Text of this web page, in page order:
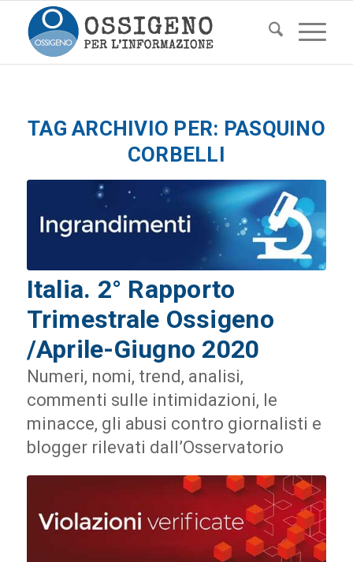
TAG ARCHIVIO PER: PASQUINO
CORBELLI
Italia. 2° Rapporto
Trimestrale Ossigeno
/Aprile-Giugno 2020
Numeri, nomi, trend, analisi,
commenti sulle intimidazioni, le
minacce, gli abusi contro giornalisti e
blogger rilevati dall’Osservatorio